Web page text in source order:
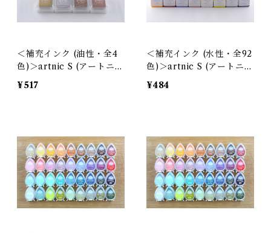
＜補充インク (油性・全4
色)＞artnic S (アートニッ
ク) 用 / アルチメイトメタ
リックインカー｜ツキネコ
¥517
＜補充インク (水性・全92
色)＞artnic S (アートニッ
ク) 用 / アルチメイトピグ
メントインカー｜ツキネコ
¥484